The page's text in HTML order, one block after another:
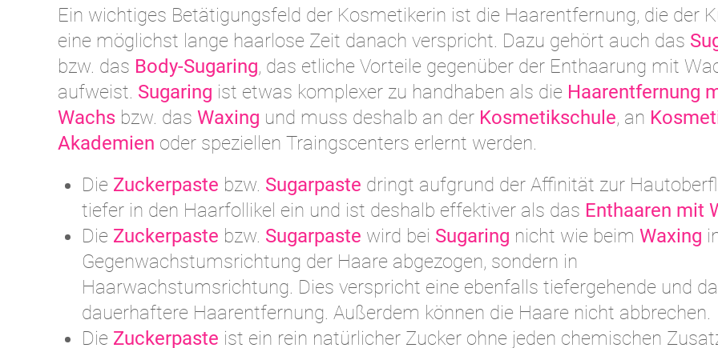
Ein wichtiges Betätigungsfeld der Kosmetikerin ist die Haarentfernung, die der
eine möglichst lange haarlose Zeit danach verspricht. Dazu gehört auch das
bzw. das Body-Sugaring, das etliche Vorteile gegenüber der Enthaarung mit
aufweist. Sugaring ist etwas komplexer zu handhaben als die Haarentfernung
Wachs bzw. das Waxing und muss deshalb an der Kosmetikschule, an
Akademien oder speziellen Traingscenters erlernt werden.
Die Zuckerpaste bzw. Sugarpaste dringt aufgrund der Affinität zur
tiefer in den Haarfollikel ein und ist deshalb effektiver als das Enthaaren mit
Die Zuckerpaste bzw. Sugarpaste wird bei Sugaring nicht wie beim Waxing
Gegenwachstumsrichtung der Haare abgezogen, sondern in
Haarwachstumsrichtung. Dies verspricht eine ebenfalls tiefergehende und
dauerhaftere Haarentfernung. Außerdem können die Haare nicht abbrechen.
Die Zuckerpaste ist ein rein natürlicher Zucker ohne jeden chemischen